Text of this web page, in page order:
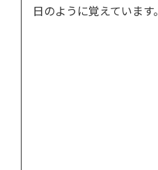
日のように覚えています